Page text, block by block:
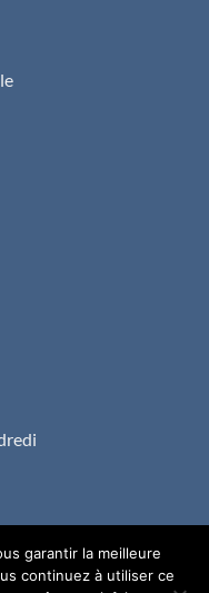
garantir la meilleure
continuez à utiliser ce